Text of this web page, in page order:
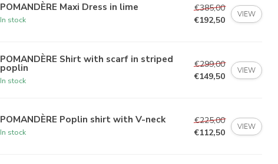
POMANDÈRE Maxi Dress in lime
In stock
€385,00
€192,50
VIEW
POMANDÈRE Shirt with scarf in striped
poplin
In stock
€299,00
€149,50
VIEW
POMANDÈRE Poplin shirt with V-neck
In stock
€225,00
€112,50
VIEW